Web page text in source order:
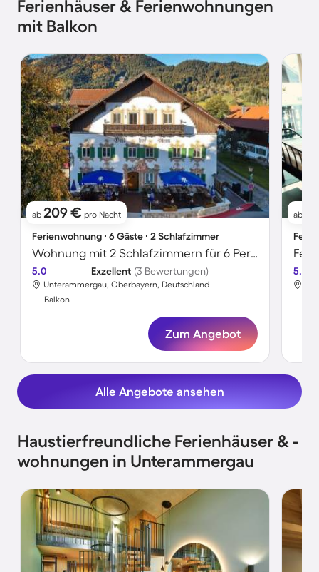
Ferienhäuser & Ferienwohnungen
mit Balkon
ab 209 € pro Nacht
Ferienwohnung ∙ 6 Gäste ∙ 2 Schlafzimmer
Wohnung mit 2 Schlafzimmern für 6 Personen
5.0 Exzellent (3 Bewertungen)
Unterammergau, Oberbayern, Deutschland
Balkon
Zum Angebot
ab
5.0
Alle Angebote ansehen
Haustierfreundliche Ferienhäuser & -
wohnungen in Unterammergau